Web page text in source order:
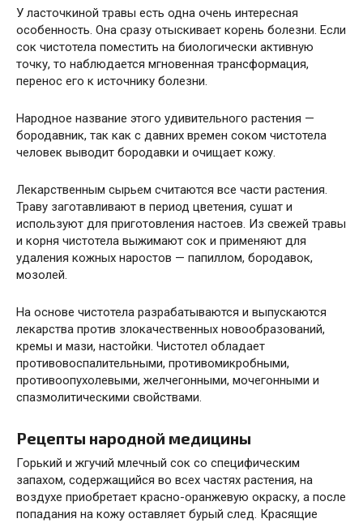
У ласточкиной травы есть одна очень интересная
особенность. Она сразу отыскивает корень болезни. Если
сок чистотела поместить на биологически активную
точку, то наблюдается мгновенная трансформация,
перенос его к источнику болезни.
Народное название этого удивительного растения —
бородавник, так как с давних времен соком чистотела
человек выводит бородавки и очищает кожу.
Лекарственным сырьем считаются все части растения.
Траву заготавливают в период цветения, сушат и
используют для приготовления настоев. Из свежей травы
и корня чистотела выжимают сок и применяют для
удаления кожных наростов — папиллом, бородавок,
мозолей.
На основе чистотела разрабатываются и выпускаются
лекарства против злокачественных новообразований,
кремы и мази, настойки. Чистотел обладает
противовоспалительными, противомикробными,
противоопухолевыми, желчегонными, мочегонными и
спазмолитическими свойствами.
Рецепты народной медицины
Горький и жгучий млечный сок со специфическим
запахом, содержащийся во всех частях растения, на
воздухе приобретает красно-оранжевую окраску, а после
попадания на кожу оставляет бурый след. Красящие